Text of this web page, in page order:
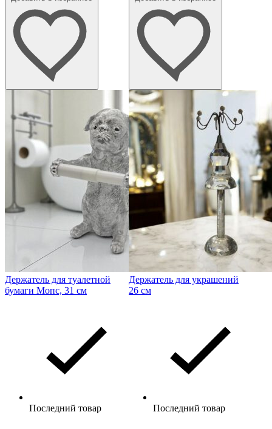
Держатель для туалетной
бумаги Мопс, 31 см
Последний товар
Держатель для украшений
26 см
Последний товар